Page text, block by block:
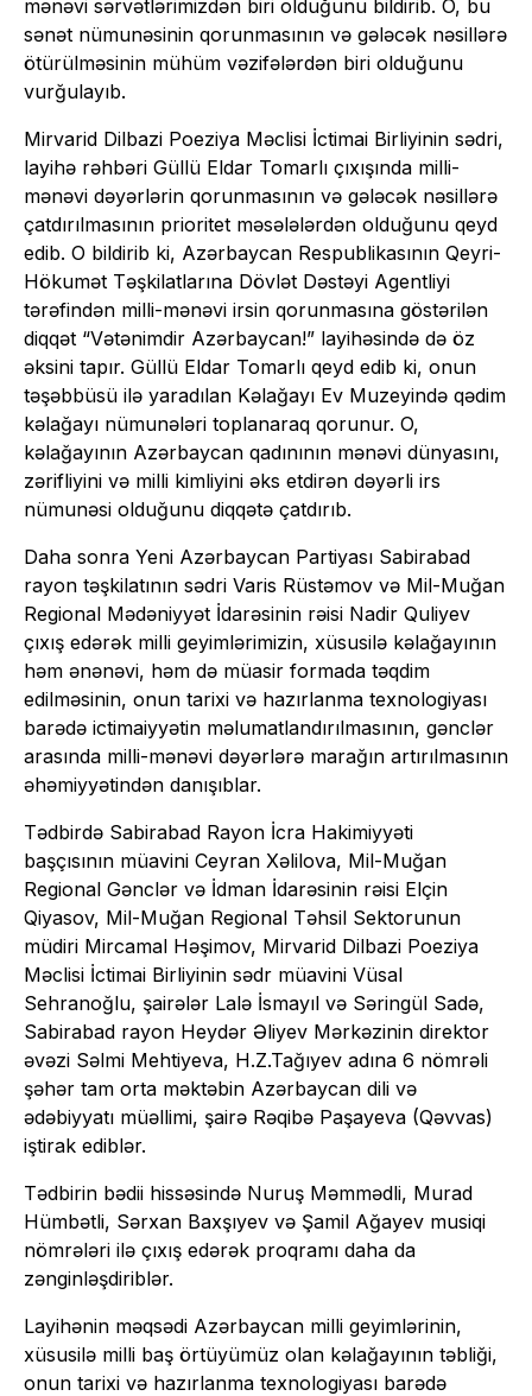
mənəvi sərvətlərimizdən biri olduğunu bildirib. O, bu
sənət nümunəsinin qorunmasının və gələcək nəsillərə
ötürülməsinin mühüm vəzifələrdən biri olduğunu
vurğulayıb.
Mirvarid Dilbazi Poeziya Məclisi İctimai Birliyinin sədri,
layihə rəhbəri Güllü Eldar Tomarlı çıxışında milli-
mənəvi dəyərlərin qorunmasının və gələcək nəsillərə
çatdırılmasının prioritet məsələlərdən olduğunu qeyd
edib. O bildirib ki, Azərbaycan Respublikasının Qeyri-
Hökumət Təşkilatlarına Dövlət Dəstəyi Agentliyi
tərəfindən milli-mənəvi irsin qorunmasına göstərilən
diqqət “Vətənimdir Azərbaycan!” layihəsində də öz
əksini tapır. Güllü Eldar Tomarlı qeyd edib ki, onun
təşəbbüsü ilə yaradılan Kəlağayı Ev Muzeyində qədim
kəlağayı nümunələri toplanaraq qorunur. O,
kəlağayının Azərbaycan qadınının mənəvi dünyasını,
zərifliyini və milli kimliyini əks etdirən dəyərli irs
nümunəsi olduğunu diqqətə çatdırıb.
Daha sonra Yeni Azərbaycan Partiyası Sabirabad
rayon təşkilatının sədri Varis Rüstəmov və Mil-Muğan
Regional Mədəniyyət İdarəsinin rəisi Nadir Quliyev
çıxış edərək milli geyimlərimizin, xüsusilə kəlağayının
həm ənənəvi, həm də müasir formada təqdim
edilməsinin, onun tarixi və hazırlanma texnologiyası
barədə ictimaiyyətin məlumatlandırılmasının, gənclər
arasında milli-mənəvi dəyərlərə marağın artırılmasının
əhəmiyyətindən danışıblar.
Tədbirdə Sabirabad Rayon İcra Hakimiyyəti
başçısının müavini Ceyran Xəlilova, Mil-Muğan
Regional Gənclər və İdman İdarəsinin rəisi Elçin
Qiyasov, Mil-Muğan Regional Təhsil Sektorunun
müdiri Mircamal Həşimov, Mirvarid Dilbazi Poeziya
Məclisi İctimai Birliyinin sədr müavini Vüsal
Sehranoğlu, şairələr Lalə İsmayıl və Səringül Sadə,
Sabirabad rayon Heydər Əliyev Mərkəzinin direktor
əvəzi Səlmi Mehtiyeva, H.Z.Tağıyev adına 6 nömrəli
şəhər tam orta məktəbin Azərbaycan dili və
ədəbiyyatı müəllimi, şairə Rəqibə Paşayeva (Qəvvas)
iştirak ediblər.
Tədbirin bədii hissəsində Nuruş Məmmədli, Murad
Hümbətli, Sərxan Baxşıyev və Şamil Ağayev musiqi
nömrələri ilə çıxış edərək proqramı daha da
zənginləşdiriblər.
Layihənin məqsədi Azərbaycan milli geyimlərinin,
xüsusilə milli baş örtüyümüz olan kəlağayının təbliği,
onun tarixi və hazırlanma texnologiyası barədə